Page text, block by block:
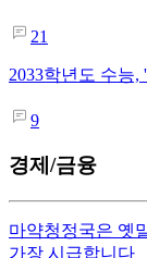
21
2033학년도 수능
9
경제/금융
마약청정국은 옛
가장 시급합니다